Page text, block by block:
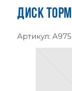
ДИСК
Артикул: